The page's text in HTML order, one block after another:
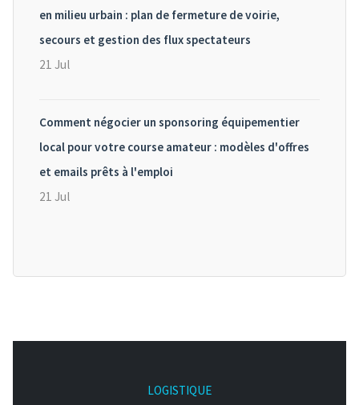
en milieu urbain : plan de fermeture de voirie,
secours et gestion des flux spectateurs
21 Jul
Comment négocier un sponsoring équipementier
local pour votre course amateur : modèles d'offres
et emails prêts à l'emploi
21 Jul
LOGISTIQUE